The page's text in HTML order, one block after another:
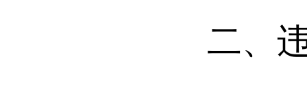
二、